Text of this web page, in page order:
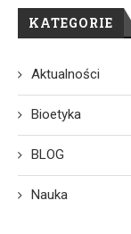
KATEGORIE
Aktualności
Bioetyka
BLOG
Nauka